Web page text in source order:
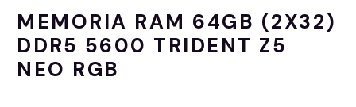
MEMORIA RAM 64GB (2X32)
DDR5 5600 TRIDENT Z5
NEO RGB